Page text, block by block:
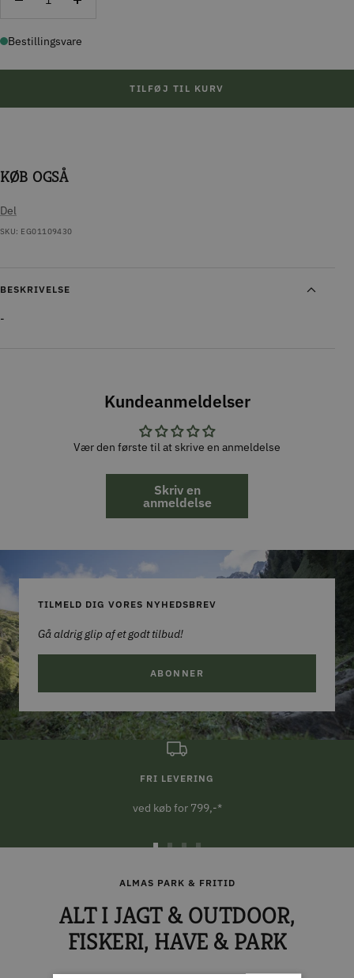
Reducer
Forøg
Bestillingsvare
TILFØJ TIL KURV
KØB OGSÅ
Del
SKU: EG01109430
BESKRIVELSE
-
Kundeanmeldelser
Vær den første til at skrive en anmeldelse
Skriv en
anmeldelse
TILMELD DIG VORES NYHEDSBREV
Gå aldrig glip af et godt tilbud!
ABONNER
FRI LEVERING
ved køb for 799,-*
1
2
4
ALMAS PARK & FRITID
ALT I JAGT & OUTDOOR,
FISKERI, HAVE & PARK